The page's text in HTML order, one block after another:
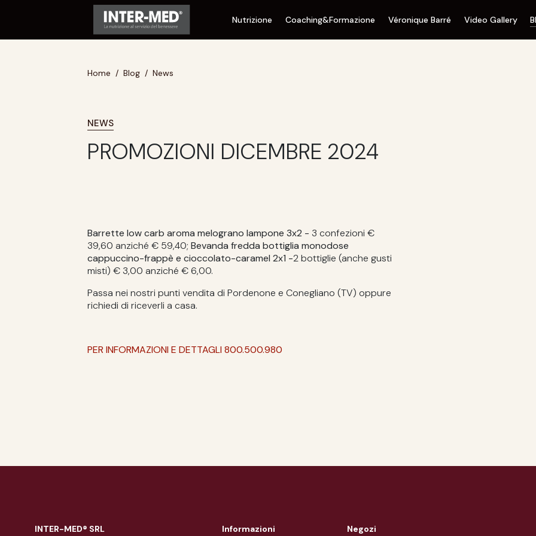
Nutrizione Coaching&Formazione Véronique Barré Video Gallery
Home Blog News
NEWS
PROMOZIONI DICEMBRE 2024
Barrette low carb aroma melograno lampone 3x2 - 3 confezioni €
39,60 anziché € 59,40;Bevanda fredda bottiglia monodose
cappuccino-frappè e cioccolato-caramel 2x1 -2 bottiglie (anche gusti
misti) € 3,00 anziché € 6,00.
Passa nei nostri punti vendita di Pordenone e Conegliano (TV) oppure
richiedi di riceverli a casa.
PER INFORMAZIONI E DETTAGLI 800.500.980
INTER-MED® SRL Informazioni Negozi